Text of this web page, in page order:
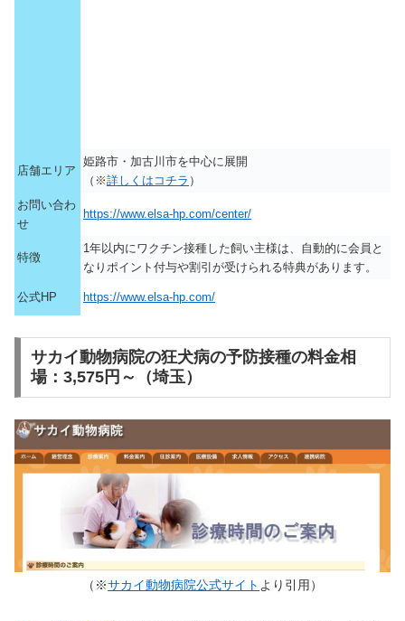
店舗エリア
姫路市・加古川市を中心に展開
（※詳しくはコチラ ）
お問い合わ
せ
https://www.elsa-hp.com/center/
特徴
1年以内にワクチン接種した飼い主様は、自動的に会員と
なりポイント付与や割引が受けられる特典があります。
公式HP https://www.elsa-hp.com/
サカイ動物病院の狂犬病の予防接種の料金相
場：3,575円～（埼玉）
（※サカイ動物病院公式サイト より引用）